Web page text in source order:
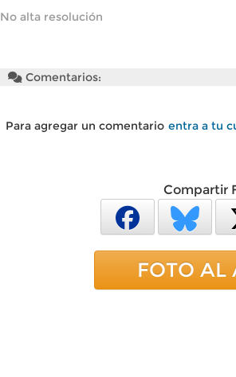
No alta resolución
Comentarios:
Para agregar un comentario entra a tu
Compartir
FOTO AL